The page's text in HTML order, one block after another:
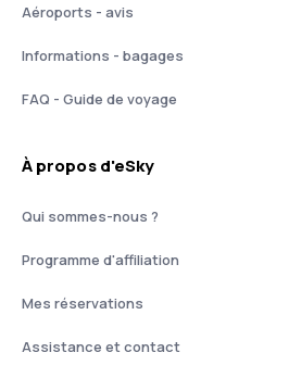
Aéroports - avis
Informations - bagages
FAQ - Guide de voyage
À propos d'eSky
Qui sommes-nous ?
Programme d'affiliation
Mes réservations
Assistance et contact